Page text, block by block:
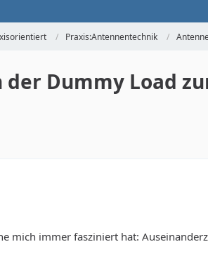
Praxis:Antennentechnik
Dummy Load
mich immer fasziniert hat: